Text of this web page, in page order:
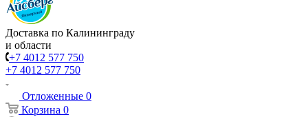
Доставка по Калининграду
и области
+7 4012 577 750
+7 4012 577 750
Отложенные 0
Корзина 0